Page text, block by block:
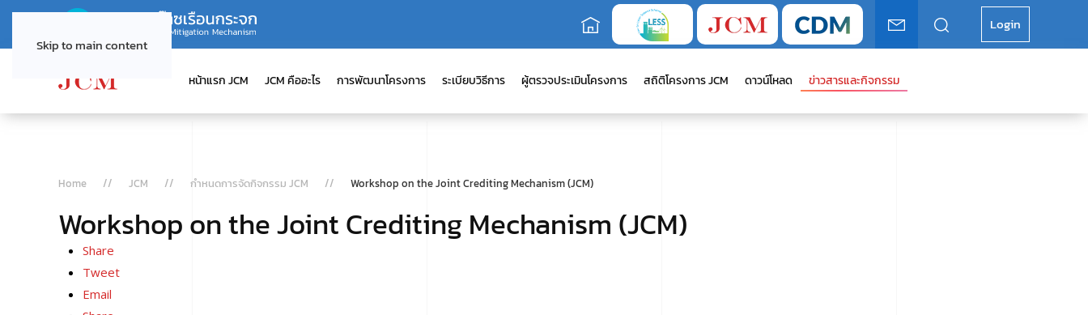
Skip to main content
Login
หน้าแรก JCM JCM คืออะไร การพัฒนาโครงการ ระเบียบวิธีการ ผู้ตรวจประเมินโครงการ สถิติโครงการ JCM ดาวน์โหลด ข่าวสารและกิจกรรม
Home JCM กำหนดการจัดกิจกรรม JCM Workshop on the Joint Crediting Mechanism (JCM)
Workshop on the Joint Crediting Mechanism (JCM)
Share
Tweet
Email